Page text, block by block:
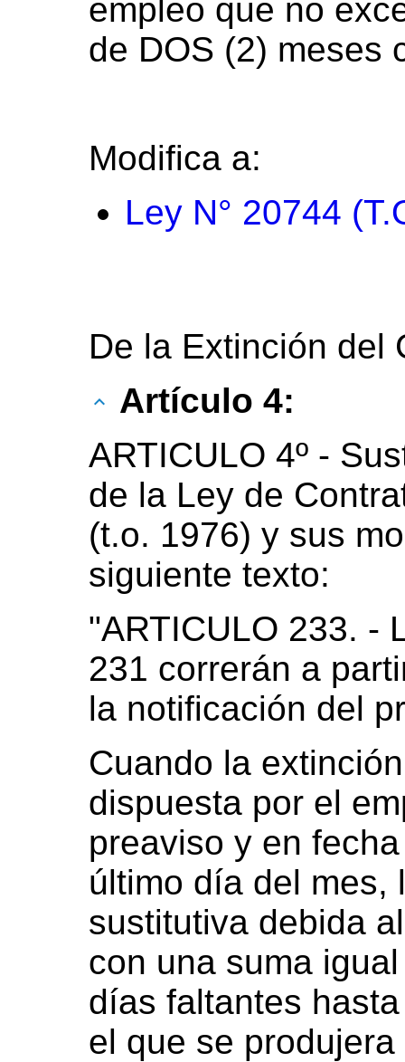
empleo que no
de DOS (2) meses
Modifica a:
Ley N° 20744
De la Extinción del
Artículo 4:
ARTICULO 4º -
de la Ley de
(t.o. 1976) y sus
siguiente texto:
"ARTICULO 233. -
231 correrán a
la notificación del
Cuando la
dispuesta por el
preaviso y en
último día del mes,
sustitutiva debida
con una suma
días faltantes
el que se